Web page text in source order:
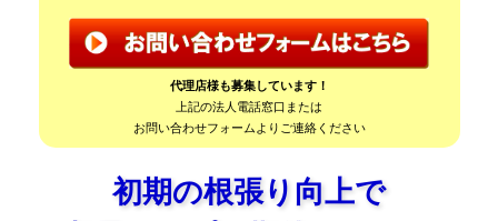
代理店様も募集しています！
上記の法人電話窓口または
お問い合わせフォームよりご連絡ください
初期の根張り向上で